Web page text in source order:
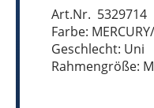
Art.Nr. 5329714
Farbe:
Geschlecht: Uni
Rahmengröße: M